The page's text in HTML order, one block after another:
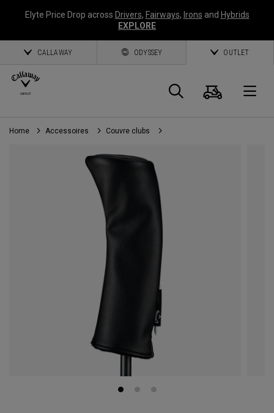
Elyte Price Drop across Drivers, Fairways, Irons and Hybrids
EXPLORE
CALLAWAY ODYSSEY OUTLET
Panier
Home Accessoires Couvre clubs